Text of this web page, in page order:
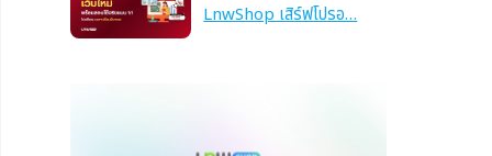
LnwShop เสิร์ฟโปรอ…